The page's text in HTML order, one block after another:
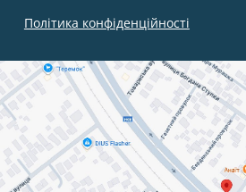
Політика конфіденційності